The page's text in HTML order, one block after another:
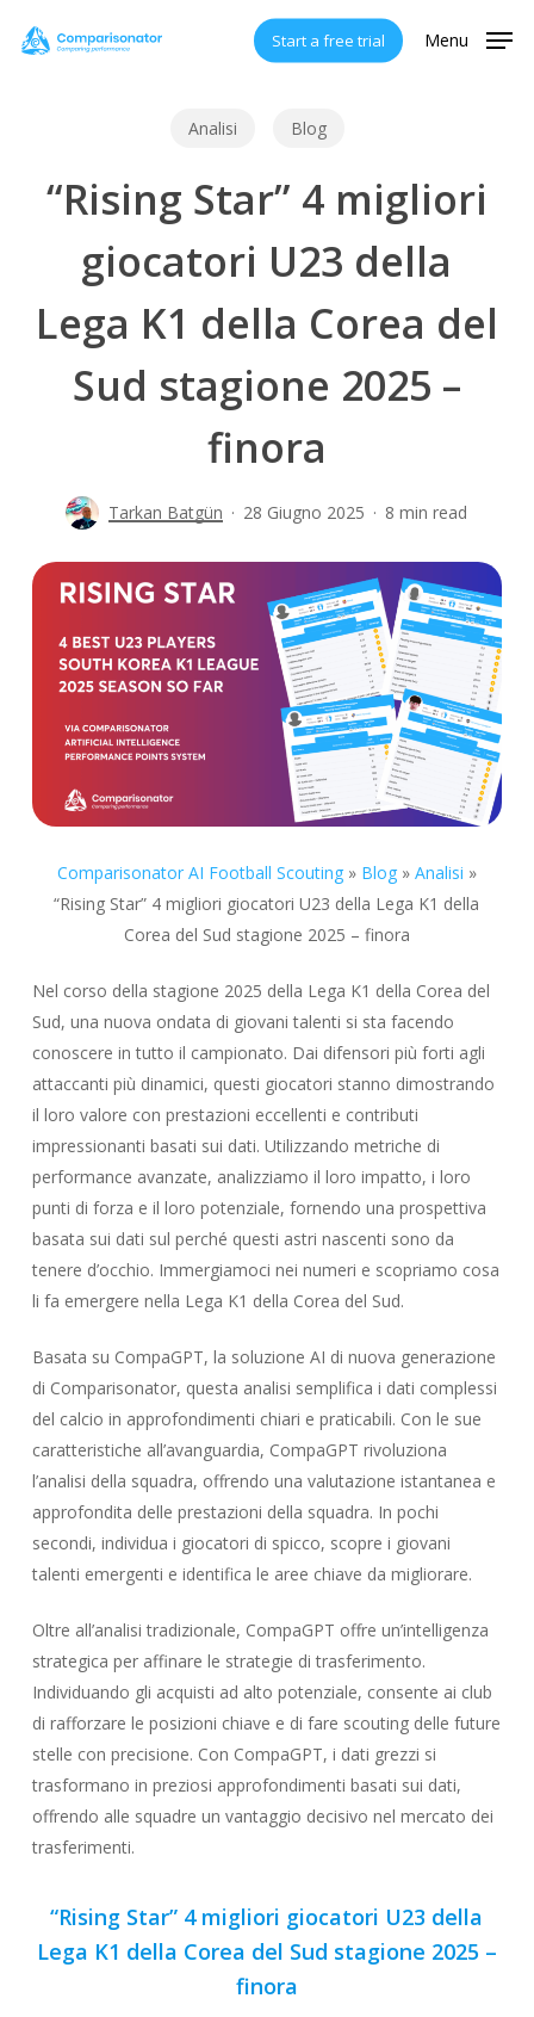
Start a free trial Menu
Analisi Blog
“Rising Star” 4 migliori
giocatori U23 della
Lega K1 della Corea del
Sud stagione 2025 –
finora
Tarkan Batgün 28 Giugno 2025 8 min read
Comparisonator AI Football Scouting» Blog» Analisi »
“Rising Star” 4 migliori giocatori U23 della Lega K1 della
Corea del Sud stagione 2025 – finora
Nel corso della stagione 2025 della Lega K1 della Corea del
Sud, una nuova ondata di giovani talenti si sta facendo
conoscere in tutto il campionato. Dai difensori più forti agli
attaccanti più dinamici, questi giocatori stanno dimostrando
il loro valore con prestazioni eccellenti e contributi
impressionanti basati sui dati. Utilizzando metriche di
performance avanzate, analizziamo il loro impatto, i loro
punti di forza e il loro potenziale, fornendo una prospettiva
basata sui dati sul perché questi astri nascenti sono da
tenere d’occhio. Immergiamoci nei numeri e scopriamo cosa
li fa emergere nella Lega K1 della Corea del Sud.
Basata su CompaGPT, la soluzione AI di nuova generazione
di Comparisonator, questa analisi semplifica i dati complessi
del calcio in approfondimenti chiari e praticabili. Con le sue
caratteristiche all’avanguardia, CompaGPT rivoluziona
l’analisi della squadra, offrendo una valutazione istantanea e
approfondita delle prestazioni della squadra. In pochi
secondi, individua i giocatori di spicco, scopre i giovani
talenti emergenti e identifica le aree chiave da migliorare.
Oltre all’analisi tradizionale, CompaGPT offre un’intelligenza
strategica per affinare le strategie di trasferimento.
Individuando gli acquisti ad alto potenziale, consente ai club
di rafforzare le posizioni chiave e di fare scouting delle future
stelle con precisione. Con CompaGPT, i dati grezzi si
trasformano in preziosi approfondimenti basati sui dati,
offrendo alle squadre un vantaggio decisivo nel mercato dei
trasferimenti.
“Rising Star” 4 migliori giocatori U23 della
Lega K1 della Corea del Sud stagione 2025 –
finora